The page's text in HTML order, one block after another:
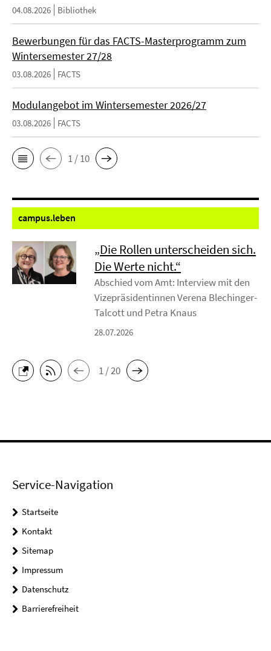
04.08.2026 Bibliothek
Bewerbungen für das FACTS-Masterprogramm zum
Wintersemester 27/28
03.08.2026 FACTS
Modulangebot im Wintersemester 2026/27
03.08.2026 FACTS
1 / 10
campus.leben
„Die Rollen unterscheiden sich.
Die Werte nicht.“
Abschied vom Amt: Interview mit den
Vizepräsidentinnen Verena Blechinger-
Talcott und Petra Knaus
28.07.2026
1 / 20
Service-Navigation
Startseite
Kontakt
Sitemap
Impressum
Datenschutz
Barrierefreiheit